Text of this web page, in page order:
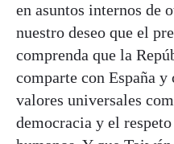
en asuntos internos de
nuestro deseo que el
comprenda que la
comparte con España
valores universales
democracia y el